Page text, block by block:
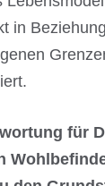
in
für